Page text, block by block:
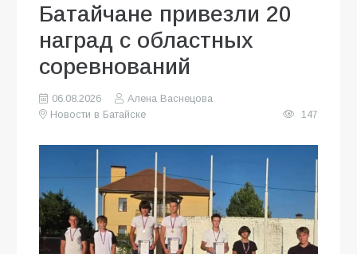
Батайчане привезли 20
наград с областных
соревнований
06.08.2026
Алена Васнецова
Новости в Батайске
147